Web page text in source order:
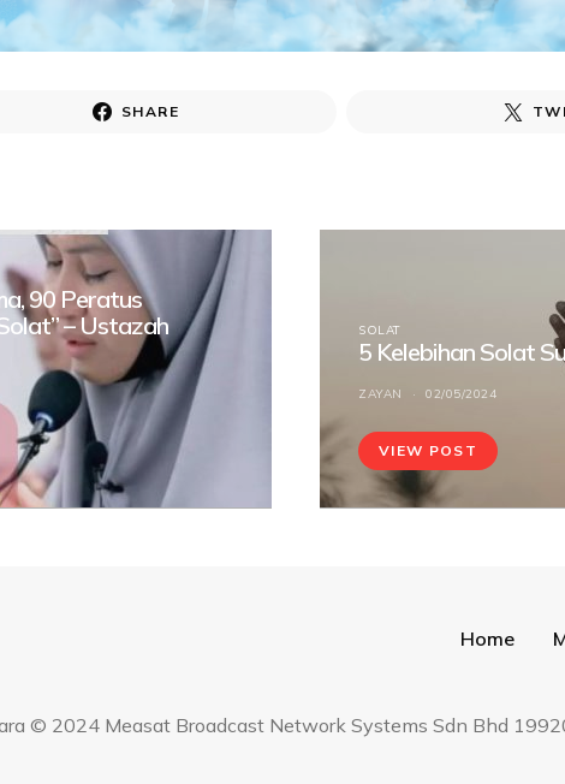
SHARE
90 Peratus
– Ustazah
SOLAT
5 Kelebihan Solat
ZAYAN 02/05/2024
VIEW POST
Home
© 2024 Measat Broadcast Network Systems Sdn Bhd